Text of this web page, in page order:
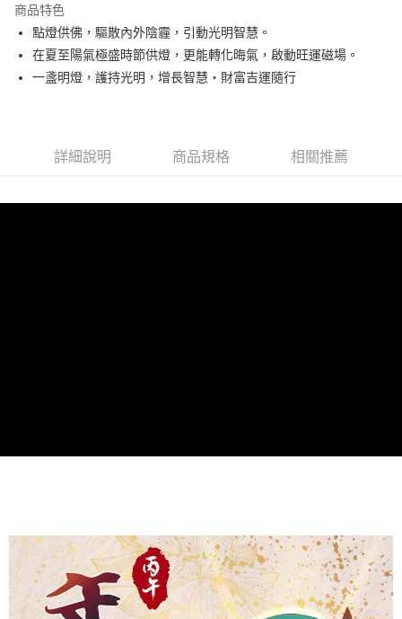
運送方式
海外無結緣品法會免運 (不寄送出貨明細)
商品特色
點燈供佛，驅散內外陰霾，引動光明智慧。
在夏至陽氣極盛時節供燈，更能轉化晦氣，啟動旺運磁場。
一盞明燈，護持光明，增長智慧・財富吉運隨行
詳細說明 商品規格 相關推薦